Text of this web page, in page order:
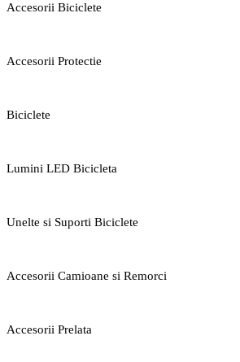
Accesorii Biciclete
Accesorii Protectie
Biciclete
Lumini LED Bicicleta
Unelte si Suporti Biciclete
Accesorii Camioane si Remorci
Accesorii Prelata